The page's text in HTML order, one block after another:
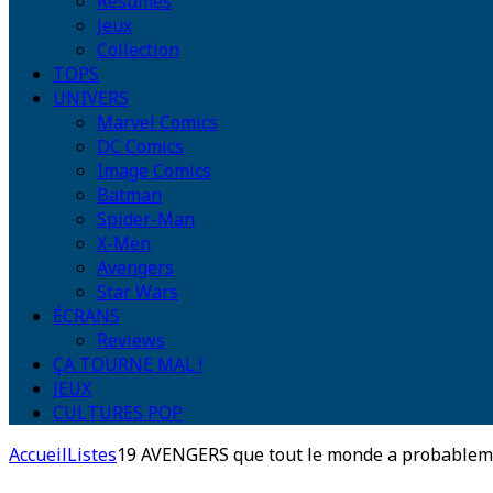
Jeux
Collection
TOPS
UNIVERS
Marvel Comics
DC Comics
Image Comics
Batman
Spider-Man
X-Men
Avengers
Star Wars
ÉCRANS
Reviews
ÇA TOURNE MAL !
JEUX
CULTURES POP
AccueilListes19 AVENGERS que tout le monde a